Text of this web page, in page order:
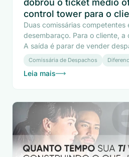
dobrou o ticket médio
control tower para o
Duas comissárias competentes
desembaraço. Para o cliente,
A saída é parar de vender
Comissária de Despachos
Leia mais